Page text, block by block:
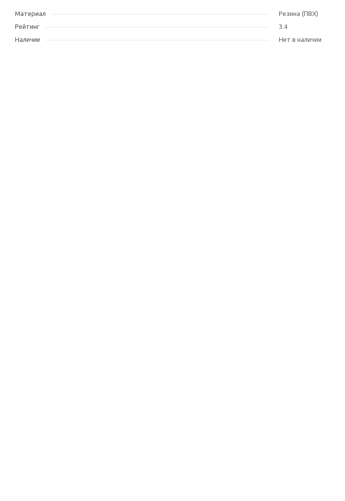
Материал
Резина (ПВХ)
Рейтинг
3.4
Наличие
Нет в наличии